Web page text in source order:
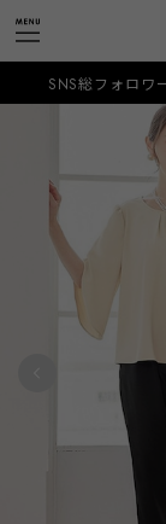
ワー10万人突破！タ